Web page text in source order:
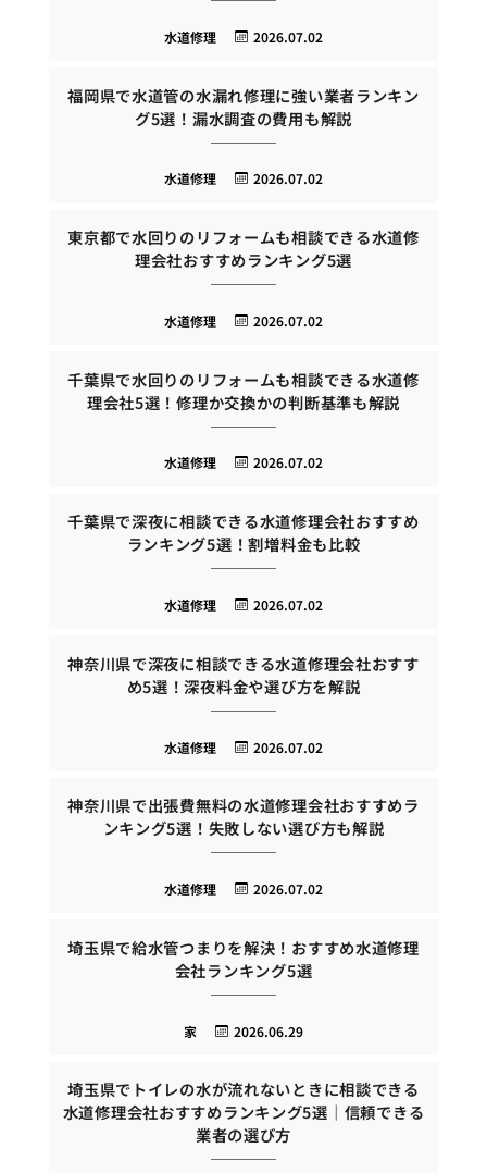
2026.07.02
水道修理
福岡県で水道管の水漏れ修理に強い業者ランキン
グ5選！漏水調査の費用も解説
2026.07.02
水道修理
東京都で水回りのリフォームも相談できる水道修
理会社おすすめランキング5選
2026.07.02
水道修理
千葉県で水回りのリフォームも相談できる水道修
理会社5選！修理か交換かの判断基準も解説
2026.07.02
水道修理
千葉県で深夜に相談できる水道修理会社おすすめ
ランキング5選！割増料金も比較
2026.07.02
水道修理
神奈川県で深夜に相談できる水道修理会社おすす
め5選！深夜料金や選び方を解説
2026.07.02
水道修理
神奈川県で出張費無料の水道修理会社おすすめラ
ンキング5選！失敗しない選び方も解説
2026.07.02
水道修理
埼玉県で給水管つまりを解決！おすすめ水道修理
会社ランキング5選
2026.06.29
家
埼玉県でトイレの水が流れないときに相談できる
水道修理会社おすすめランキング5選｜信頼できる
業者の選び方